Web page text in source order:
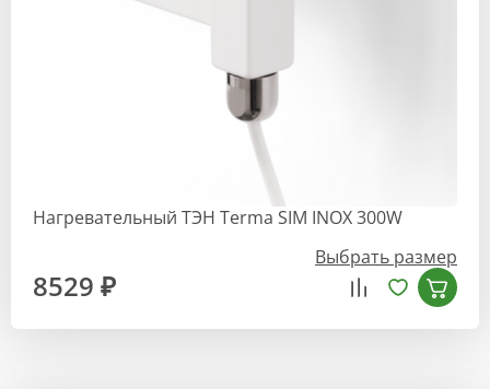
Нагревательный ТЭН Terma SIM INOX 300W
Выбрать размер
8529 ₽